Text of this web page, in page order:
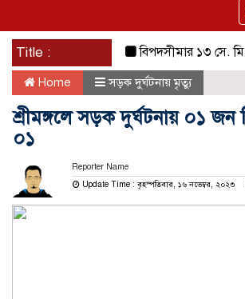
Title : বিপদসীমার ১৩ সে. মি. ওপর
Home সড়ক দুর্ঘটনায় মৃত্যু
শ্রীমঙ্গলে সড়ক দুর্ঘটনায় ০১
০১
Reporter Name
Update Time : বৃহস্পতিবার, ১৬ নভেম্বর, ২০২৩